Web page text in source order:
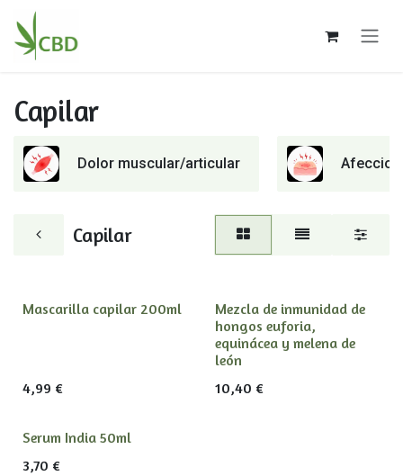
Ir al contenido
Capilar
Dolor muscular/articular
Capilar
Mascarilla capilar 200ml
4,99 €
Mezcla de inmunidad de
hongos euforia,
equinácea y melena de
león
10,40 €
Serum India 50ml
3,70 €